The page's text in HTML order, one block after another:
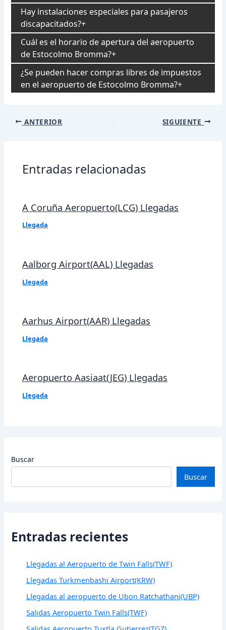
Hay instalaciones especiales para pasajeros
discapacitados?
Cuál es el horario de apertura del aeropuerto
de Estocolmo Bromma?
¿Se pueden hacer compras libres de impuestos
en el aeropuerto de Estocolmo Bromma?
Navegación
ANTERIOR SIGUIENTE
Entradas relacionadas
A Coruña Aeropuerto(LCG) Llegadas
Llegada
Aalborg Airport(AAL) Llegadas
Llegada
Aarhus Airport(AAR) Llegadas
Llegada
Aeropuerto Aasiaat(JEG) Llegadas
Llegada
Buscar
Buscar
Entradas recientes
Llegadas al Aeropuerto de Twin Falls(TWF)
Llegadas Turkmenbashi Airport(KRW)
Llegadas al aeropuerto de Ubon Ratchathani(UBP)
Salidas Aeropuerto Twin Falls(TWF)